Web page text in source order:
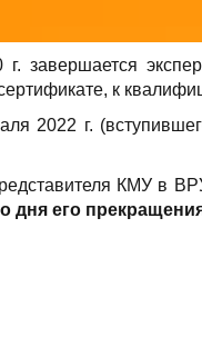
к
г.
КМУ в
дня его